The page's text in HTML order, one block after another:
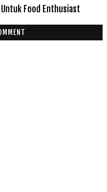
Food Enthusiast